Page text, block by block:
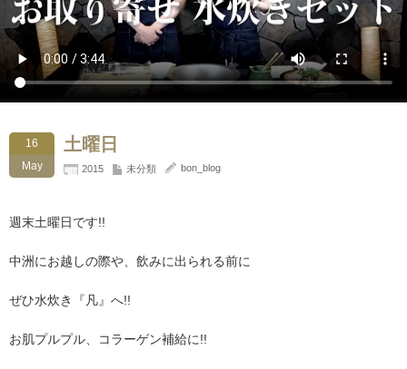
16
May
土曜日
2015 未分類 bon_blog
週末土曜日です!!
中洲にお越しの際や、飲みに出られる前に
ぜひ水炊き『凡』へ!!
お肌プルプル、コラーゲン補給に!!